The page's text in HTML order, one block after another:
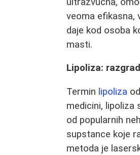
veoma efikasna,
daje kod osoba
masti.
Lipoliza:
Termin lipoliza
medicini, lipoliza
od popularnih
supstance koje
metoda je